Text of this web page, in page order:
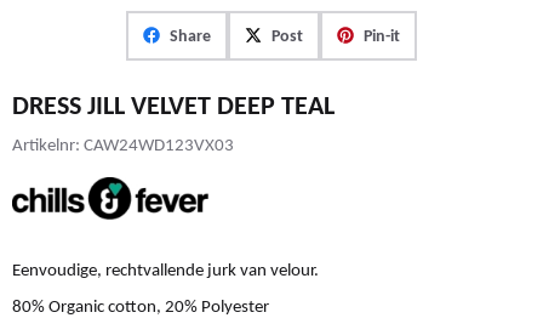
Share Post Pin-it
DRESS JILL VELVET DEEP TEAL
Artikelnr: CAW24WD123VX03
Eenvoudige, rechtvallende jurk van velour.
80% Organic cotton, 20% Polyester